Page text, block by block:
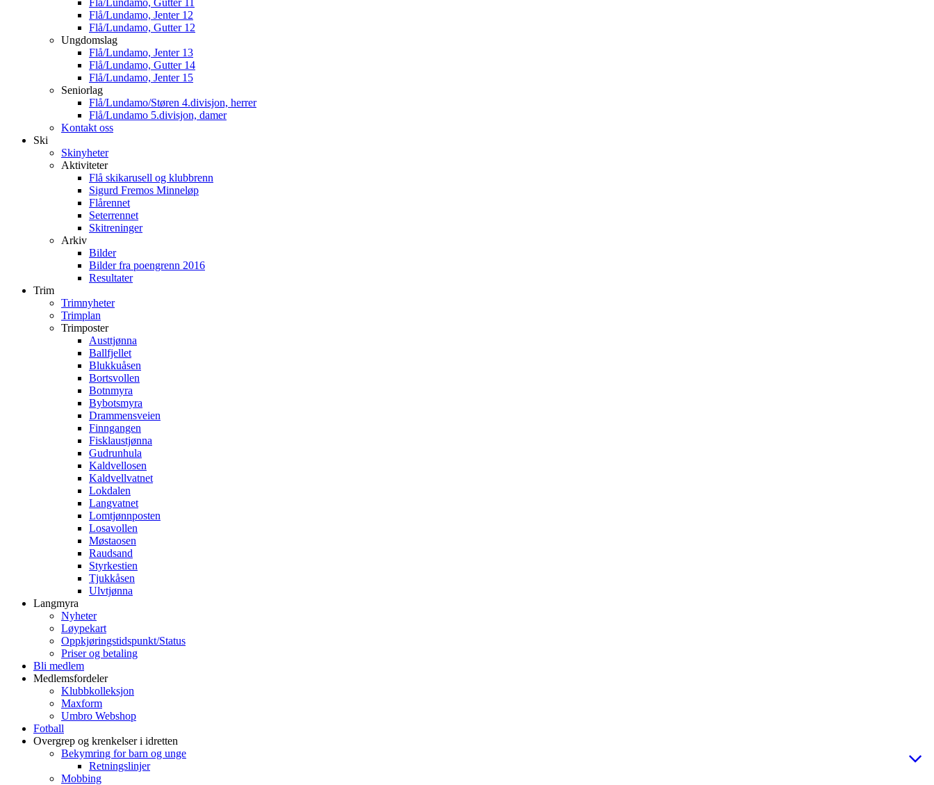
Flå/Lundamo, Gutter 11
Flå/Lundamo, Jenter 12
Flå/Lundamo, Gutter 12
Ungdomslag
Flå/Lundamo, Jenter 13
Flå/Lundamo, Gutter 14
Flå/Lundamo, Jenter 15
Seniorlag
Flå/Lundamo/Støren 4.divisjon, herrer
Flå/Lundamo 5.divisjon, damer
Kontakt oss
Ski
Skinyheter
Aktiviteter
Flå skikarusell og klubbrenn
Sigurd Fremos Minneløp
Flårennet
Seterrennet
Skitreninger
Arkiv
Bilder
Bilder fra poengrenn 2016
Resultater
Trim
Trimnyheter
Trimplan
Trimposter
Austtjønna
Ballfjellet
Blukkuåsen
Bortsvollen
Botnmyra
Bybotsmyra
Drammensveien
Finngangen
Fisklaustjønna
Gudrunhula
Kaldvellosen
Kaldvellvatnet
Lokdalen
Langvatnet
Lomtjønnposten
Losavollen
Møstaosen
Raudsand
Styrkestien
Tjukkåsen
Ulvtjønna
Langmyra
Nyheter
Løypekart
Oppkjøringstidspunkt/Status
Priser og betaling
Bli medlem
Medlemsfordeler
Klubbkolleksjon
Maxform
Umbro Webshop
Fotball
Overgrep og krenkelser i idretten
Bekymring for barn og unge
Retningslinjer
Mobbing